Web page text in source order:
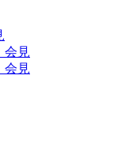
会見
会見